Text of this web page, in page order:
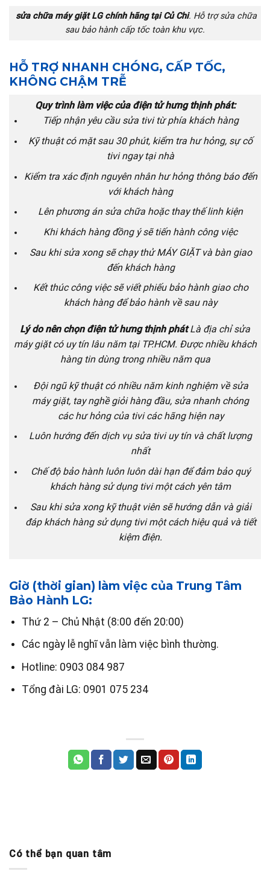
sửa chữa máy giặt LG chính hãng tại Củ Chi. Hỗ trợ sửa chữa
sau bảo hành cấp tốc toàn khu vực.
HỖ TRỢ NHANH CHÓNG, CẤP TỐC,
KHÔNG CHẬM TRỄ
Quy trình làm việc của điện tử hưng thịnh phát:
Tiếp nhận yêu cầu sửa tivi từ phía khách hàng
Kỹ thuật có mặt sau 30 phút, kiểm tra hư hỏng, sự cố
tivi ngay tại nhà
Kiểm tra xác định nguyên nhân hư hỏng thông báo đến
với khách hàng
Lên phương án sửa chữa hoặc thay thế linh kiện
Khi khách hàng đồng ý sẽ tiến hành công việc
Sau khi sửa xong sẽ chạy thử MÁY GIẶT và bàn giao
đến khách hàng
Kết thúc công việc sẽ viết phiếu bảo hành giao cho
khách hàng để bảo hành về sau này
Lý do nên chọn điện tử hưng thịnh phátLà địa chỉ sửa
máy giặt có uy tín lâu năm tại TP.HCM. Được nhiều khách
hàng tin dùng trong nhiều năm qua
Đội ngũ kỹ thuật có nhiều năm kinh nghiệm về sửa
máy giặt, tay nghề giỏi hàng đầu, sửa nhanh chóng
các hư hỏng của tivi các hãng hiện nay
Luôn hướng đến dịch vụ sửa tivi uy tín và chất lượng
nhất
Chế độ bảo hành luôn luôn dài hạn để đảm bảo quý
khách hàng sử dụng tivi một cách yên tâm
Sau khi sửa xong kỹ thuật viên sẽ hướng dẫn và giải
đáp khách hàng sử dụng tivi một cách hiệu quả và tiết
kiệm điện.
Giờ (thời gian) làm việc của Trung Tâm
Bảo Hành LG:
Thứ 2 – Chủ Nhật (8:00 đến 20:00)
Các ngày lễ nghĩ vẫn làm việc bình thường.
Hotline: 0903 084 987
Tổng đài LG: 0901 075 234
Có thể bạn quan tâm